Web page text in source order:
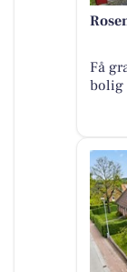
Få
bolig